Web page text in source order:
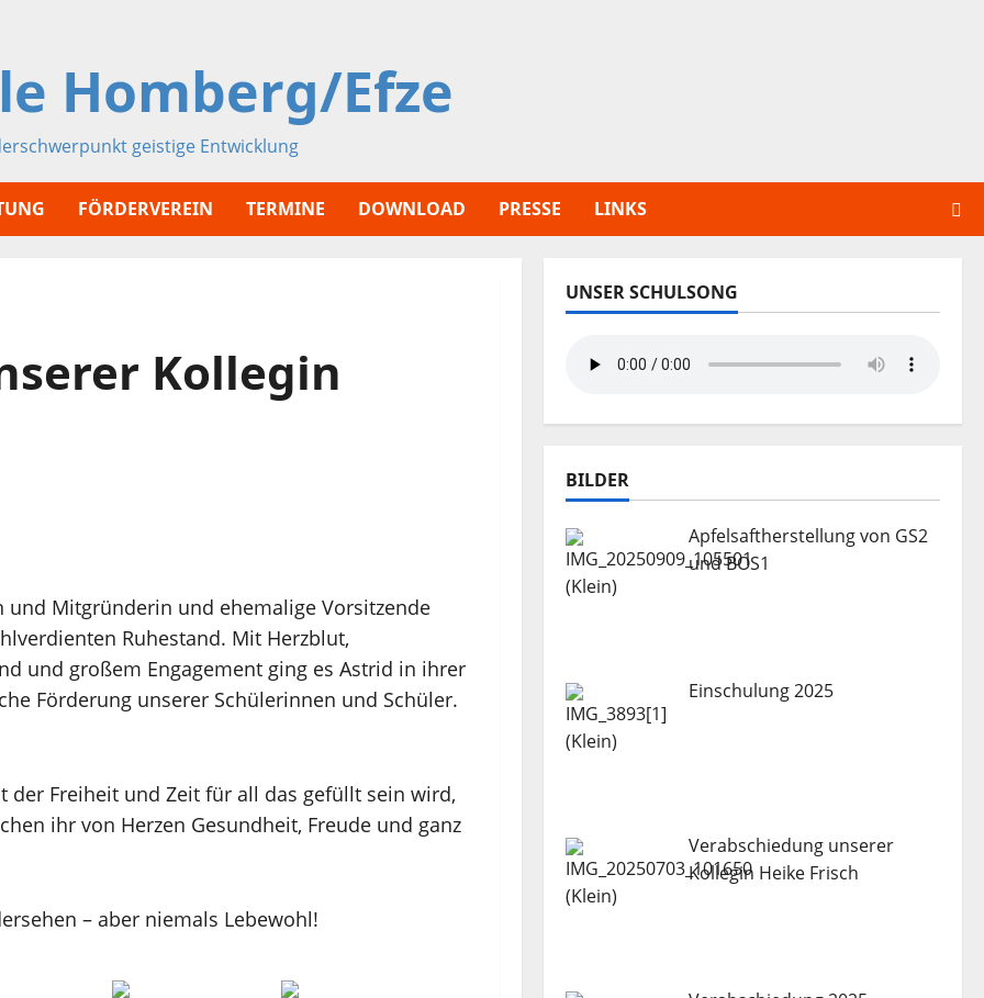
Homberg/Efze
geistige Entwicklung
FÖRDERVEREIN TERMINE DOWNLOAD PRESSE LINKS
Kollegin
Mitgründerin und ehemalige Vorsitzende
Ruhestand. Mit Herzblut,
und großem Engagement ging es Astrid in ihrer
Förderung unserer Schülerinnen und Schüler.
Freiheit und Zeit für all das gefüllt sein wird,
ihr von Herzen Gesundheit, Freude und ganz
– aber niemals Lebewohl!
UNSER SCHULSONG
BILDER
Apfelsaftherstellung von GS2
und BOS1
Einschulung 2025
Verabschiedung unserer
Kollegin Heike Frisch